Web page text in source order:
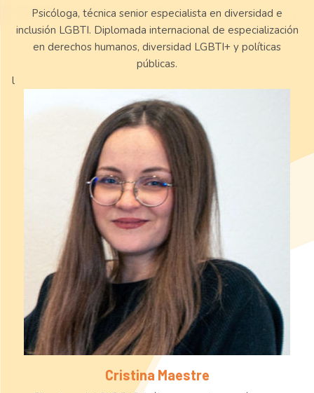
Psicóloga, técnica senior especialista en diversidad e
inclusión LGBTI. Diplomada internacional de especialización
en derechos humanos, diversidad LGBTI+ y políticas
públicas.
l
Cristina Maestre